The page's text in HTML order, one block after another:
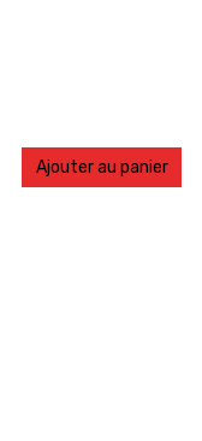
Ajouter au panier